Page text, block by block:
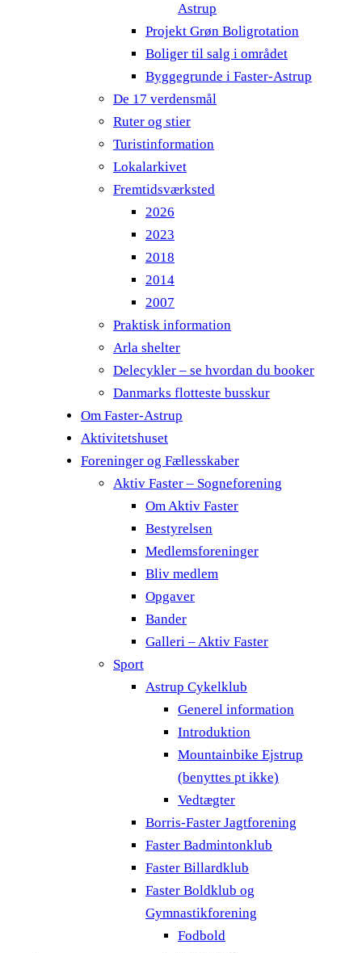
Astrup
Projekt Grøn Boligrotation
Boliger til salg i området
Byggegrunde i Faster-Astrup
De 17 verdensmål
Ruter og stier
Turistinformation
Lokalarkivet
Fremtidsværksted
2026
2023
2018
2014
2007
Praktisk information
Arla shelter
Delecykler – se hvordan du booker
Danmarks flotteste busskur
Om Faster-Astrup
Aktivitetshuset
Foreninger og Fællesskaber
Aktiv Faster – Sogneforening
Om Aktiv Faster
Bestyrelsen
Medlemsforeninger
Bliv medlem
Opgaver
Bander
Galleri – Aktiv Faster
Sport
Astrup Cykelklub
Generel information
Introduktion
Mountainbike Ejstrup
(benyttes pt ikke)
Vedtægter
Borris-Faster Jagtforening
Faster Badmintonklub
Faster Billardklub
Faster Boldklub og
Gymnastikforening
Fodbold